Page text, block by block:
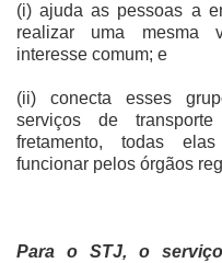
(i) ajuda as pessoas a
realizar uma mesma
interesse comum; e
(ii) conecta esses
serviços de
fretamento, todas
funcionar pelos órgãos
Para o STJ, o